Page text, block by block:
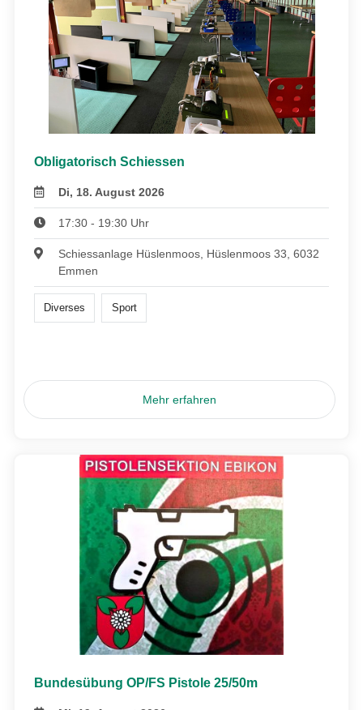
Obligatorisch Schiessen
Di, 18. August 2026
17:30 - 19:30 Uhr
Schiessanlage Hüslenmoos, Hüslenmoos 33, 6032
Emmen
Diverses Sport
Mehr erfahren
Bundesübung OP/FS Pistole 25/50m